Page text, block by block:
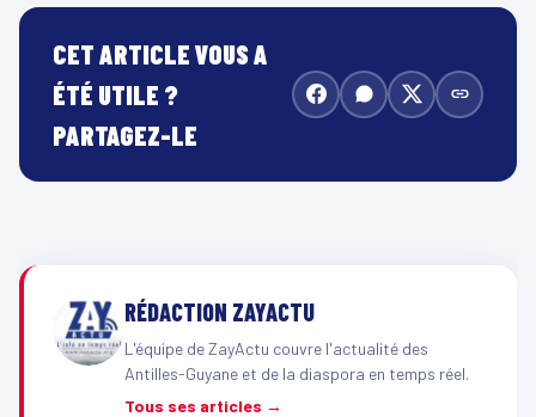
CET ARTICLE VOUS A
ÉTÉ UTILE ?
PARTAGEZ-LE
RÉDACTION ZAYACTU
L'équipe de ZayActu couvre l'actualité des
Antilles-Guyane et de la diaspora en temps réel.
Tous ses articles →